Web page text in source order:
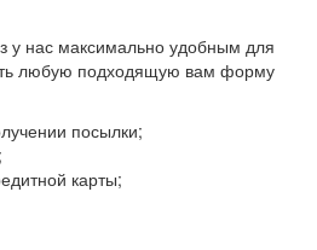
у нас максимально удобным для
любую подходящую вам форму
посылки;
карты;